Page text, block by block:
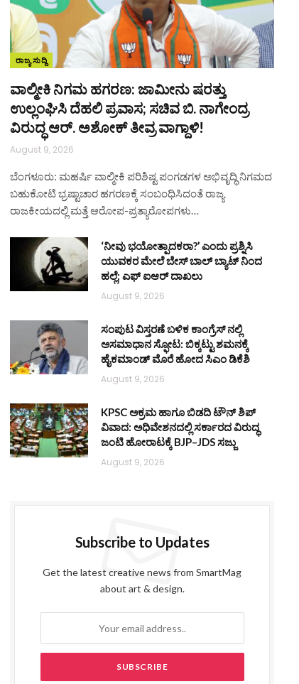
ರಾಜ್ಯ ಸುದ್ದಿ
ವಾಲ್ಮೀಕಿ ನಿಗಮ ಹಗರಣ: ಜಾಮೀನು ಷರತ್ತು
ಉಲ್ಲಂಘಿಸಿ ದೆಹಲಿ ಪ್ರವಾಸ; ಸಚಿವ ಬಿ. ನಾಗೇಂದ್ರ
ವಿರುದ್ಧ ಆರ್. ಅಶೋಕ್ ತೀವ್ರ ವಾಗ್ದಾಳಿ!
August 9, 2026
ಬೆಂಗಳೂರು: ಮಹರ್ಷಿ ವಾಲ್ಮೀಕಿ ಪರಿಶಿಷ್ಟ ಪಂಗಡಗಳ ಅಭಿವೃದ್ಧಿ ನಿಗಮದ
ಬಹುಕೋಟಿ ಭ್ರಷ್ಟಾಚಾರ ಹಗರಣಕ್ಕೆ ಸಂಬಂಧಿಸಿದಂತೆ ರಾಜ್ಯ
ರಾಜಕೀಯದಲ್ಲಿ ಮತ್ತೆ ಆರೋಪ-ಪ್ರತ್ಯಾರೋಪಗಳು…
‘ನೀವು ಭಯೋತ್ಪಾದಕರಾ?’ ಎಂದು ಪ್ರಶ್ನಿಸಿ
ಯುವಕರ ಮೇಲೆ ಬೇಸ್‌ ಬಾಲ್ ಬ್ಯಾಟ್‌ ನಿಂದ
ಹಲ್ಲೆ; ಎಫ್‌ ಐಆರ್ ದಾಖಲು
August 9, 2026
ಸಂಪುಟ ವಿಸ್ತರಣೆ ಬಳಿಕ ಕಾಂಗ್ರೆಸ್‌ ನಲ್ಲಿ
ಅಸಮಾಧಾನ ಸ್ಫೋಟ: ಬಿಕ್ಕಟ್ಟು ಶಮನಕ್ಕೆ
ಹೈಕಮಾಂಡ್‌ ಮೊರೆ ಹೋದ ಸಿಎಂ ಡಿಕೆಶಿ
August 9, 2026
KPSC ಅಕ್ರಮ ಹಾಗೂ ಬಿಡದಿ ಟೌನ್‌ ಶಿಪ್
ವಿವಾದ: ಅಧಿವೇಶನದಲ್ಲಿ ಸರ್ಕಾರದ ವಿರುದ್ಧ
ಜಂಟಿ ಹೋರಾಟಕ್ಕೆ BJP–JDS ಸಜ್ಜು
August 9, 2026
Subscribe to Updates
Get the latest creative news from SmartMag
about art & design.